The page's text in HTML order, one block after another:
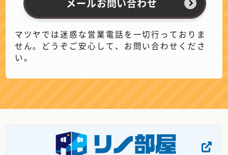
メールお問い合わせ
マツヤでは迷惑な営業電話を一切行っておりま
せん。どうぞご安心して、お問い合わせくださ
い。